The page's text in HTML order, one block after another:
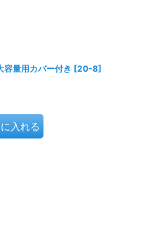
量用カバー付き [20-8]
入れる